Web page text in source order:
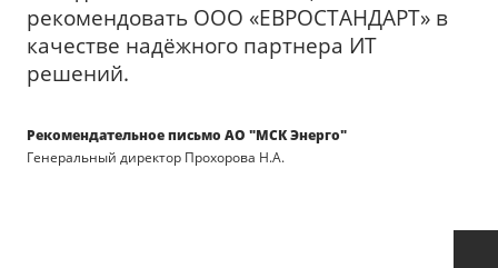
рекомендовать ООО «ЕВРОСТАНДАРТ» в
качестве надёжного партнера ИТ
решений.
Рекомендательное письмо АО "МСК Энерго"
Генеральный директор Прохорова Н.А.